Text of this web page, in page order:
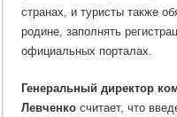
странах, и туристы также
родине, заполнять
официальных порталах.
Генеральный директор
Левченко считает, что